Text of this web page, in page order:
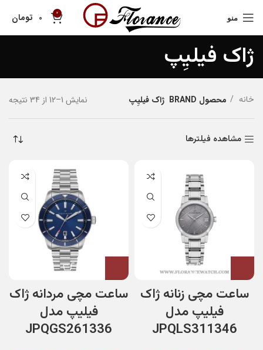
منو 0
0 تومان
ژاک فیلیِپ
خانه محصول BRAND ژاک فیلیِپ نمایش 1–12 از 34 نتیجه
مشاهده فیلترها
ساعت مچی زنانه ژاک
فیلیپ مدل
JPQLS311346
ساعت مچی مردانه ژاک
فیلیپ مدل
JPQGS261336